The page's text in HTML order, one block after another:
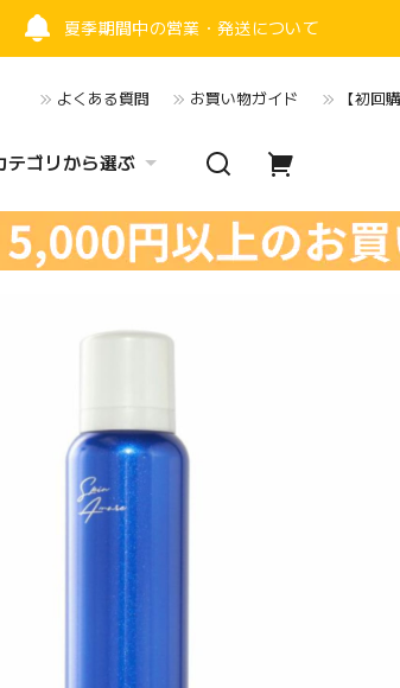
夏季期間中の営業・発送について
よくある質問 お買い物ガイド 【初回
テゴリから選ぶ